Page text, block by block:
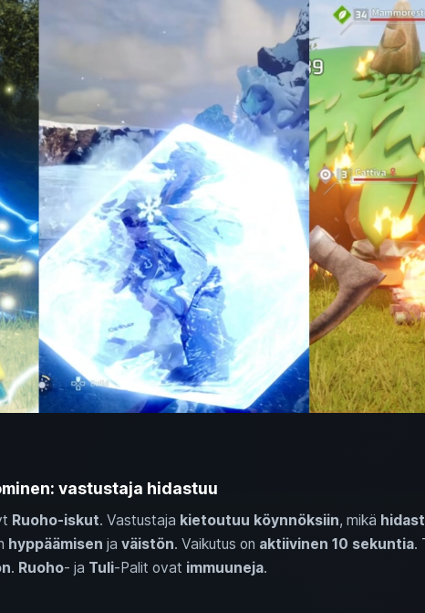
vastustaja hidastuu
Ruoho‑iskut. Vastustaja kietoutuu köynnöksiin, mikä
hyppäämisen ja väistön. Vaikutus on aktiivinen 10 sekuntia.
. Ruoho‑ ja Tuli‑Palit ovat immuuneja.